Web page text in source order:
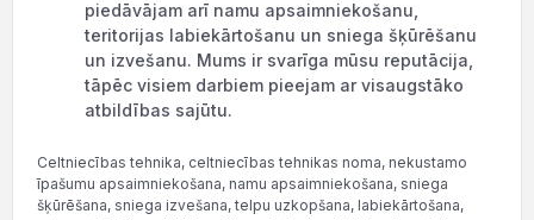
piedāvājam arī namu apsaimniekošanu,
teritorijas labiekārtošanu un sniega šķūrēšanu
un izvešanu. Mums ir svarīga mūsu reputācija,
tāpēc visiem darbiem pieejam ar visaugstāko
atbildības sajūtu.
Celtniecības tehnika, celtniecības tehnikas noma, nekustamo
īpašumu apsaimniekošana, namu apsaimniekošana, sniega
šķūrēšana, sniega izvešana, telpu uzkopšana, labiekārtošana,